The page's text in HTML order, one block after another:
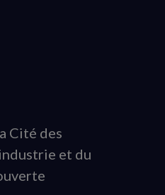
Cité des
et du